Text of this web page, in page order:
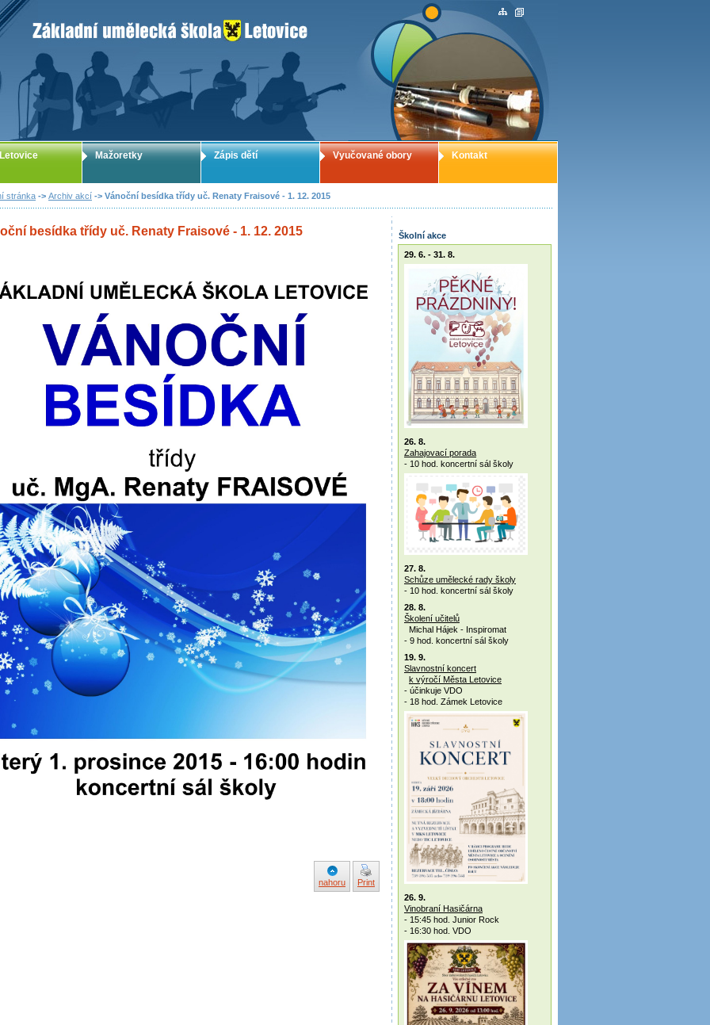
ZUŠ Letovice - Základní umělecká škola
stránka -> Archiv akcí -> Vánoční besídka třídy uč. Renaty Fraisové - 1. 12. 2015
besídka třídy uč. Renaty Fraisové - 1. 12. 2015
nahoru Print
Školní akce
29. 6. - 31. 8.
26. 8.
Zahajovací porada
- 10 hod. koncertní sál školy
27. 8.
Schůze umělecké rady školy
- 10 hod. koncertní sál školy
28. 8.
Školení učitelů
Michal Hájek - Inspiromat
- 9 hod. koncertní sál školy
19. 9.
Slavnostní koncert
k výročí Města Letovice
- účinkuje VDO
- 18 hod. Zámek Letovice
26. 9.
Vinobraní Hasičárna
- 15:45 hod. Junior Rock
- 16:30 hod. VDO
Mažoretky Zápis dětí Vyučované obory Kontakt